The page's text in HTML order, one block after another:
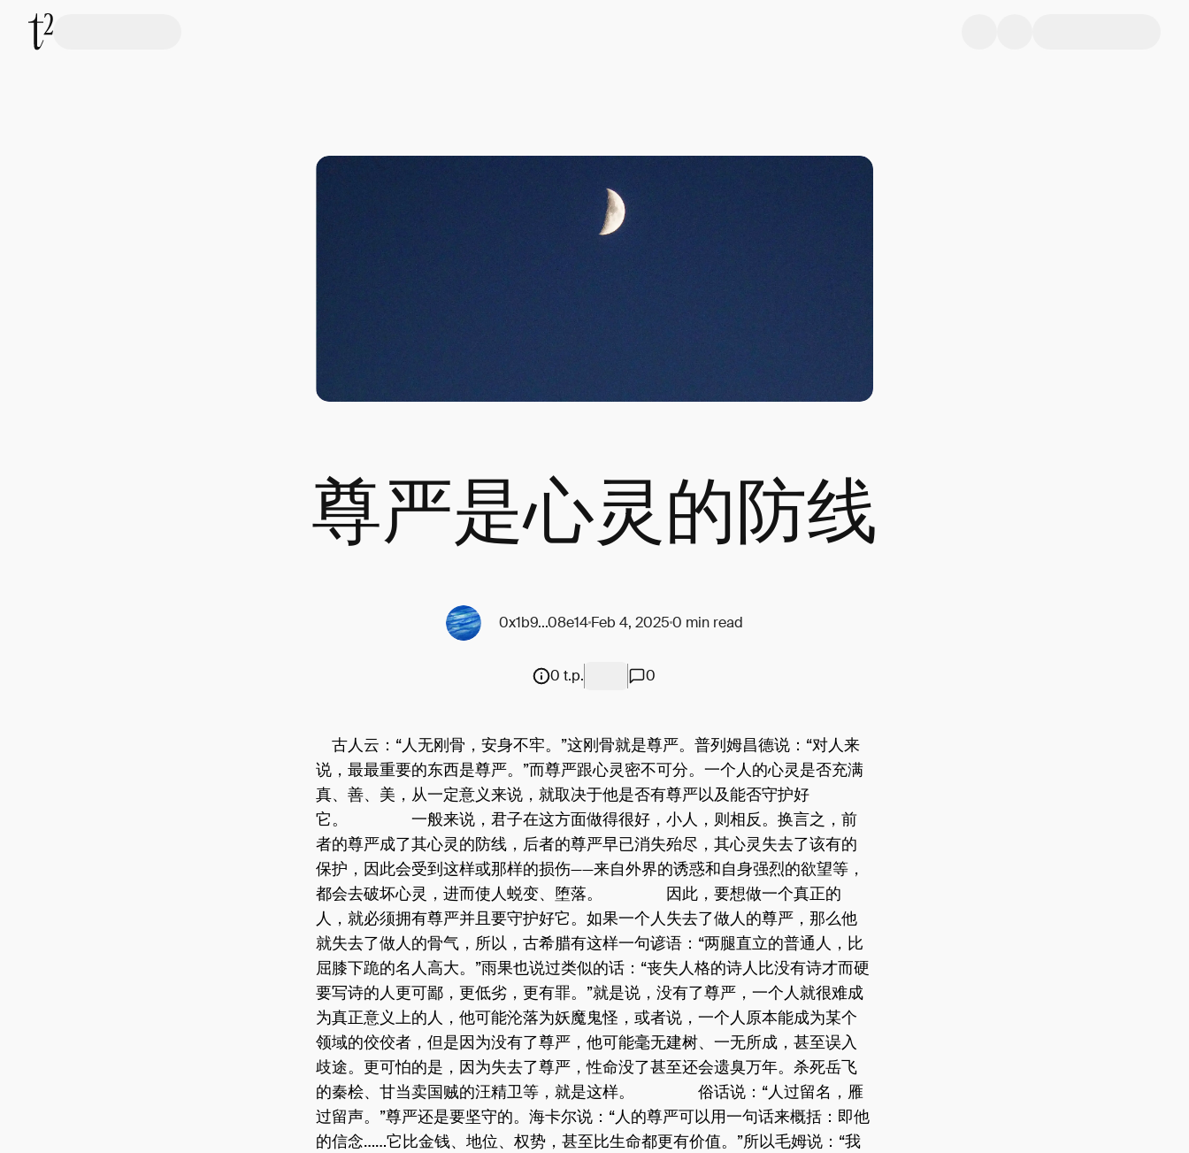
尊严是心灵的防线
0x1b9...08e14Feb 4, 20250 min read
0 t.p. 0
古人云：“人无刚骨，安身不牢。”这刚骨就是尊严。普列姆昌德说：“对人来
说，最最重要的东西是尊严。”而尊严跟心灵密不可分。一个人的心灵是否充满
真、善、美，从一定意义来说，就取决于他是否有尊严以及能否守护好
它。 一般来说，君子在这方面做得很好，小人，则相反。换言之，前
者的尊严成了其心灵的防线，后者的尊严早已消失殆尽，其心灵失去了该有的
保护，因此会受到这样或那样的损伤——来自外界的诱惑和自身强烈的欲望等，
都会去破坏心灵，进而使人蜕变、堕落。 因此，要想做一个真正的
人，就必须拥有尊严并且要守护好它。如果一个人失去了做人的尊严，那么他
就失去了做人的骨气，所以，古希腊有这样一句谚语：“两腿直立的普通人，比
屈膝下跪的名人高大。”雨果也说过类似的话：“丧失人格的诗人比没有诗才而硬
要写诗的人更可鄙，更低劣，更有罪。”就是说，没有了尊严，一个人就很难成
为真正意义上的人，他可能沦落为妖魔鬼怪，或者说，一个人原本能成为某个
领域的佼佼者，但是因为没有了尊严，他可能毫无建树、一无所成，甚至误入
歧途。更可怕的是，因为失去了尊严，性命没了甚至还会遗臭万年。杀死岳飞
的秦桧、甘当卖国贼的汪精卫等，就是这样。 俗话说：“人过留名，雁
过留声。”尊严还是要坚守的。海卡尔说：“人的尊严可以用一句话来概括：即他
的信念……它比金钱、地位、权势，甚至比生命都更有价值。”所以毛姆说：“我